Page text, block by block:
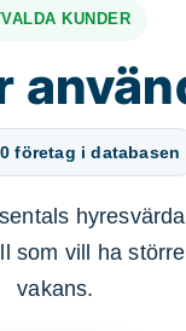
KUNDER
företag i databasen
som vill ha
vakans.